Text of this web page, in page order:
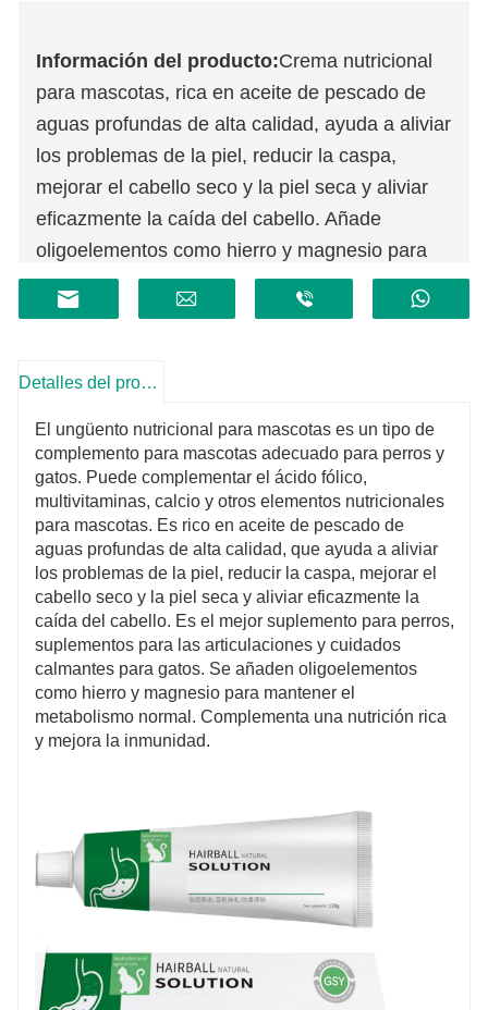
Información del producto:Crema nutricional
para mascotas, rica en aceite de pescado de
aguas profundas de alta calidad, ayuda a aliviar
los problemas de la piel, reducir la caspa,
mejorar el cabello seco y la piel seca y aliviar
eficazmente la caída del cabello. Añade
oligoelementos como hierro y magnesio para
mantener el metabolismo normal.
Complementa los nutrientes ricos y mejora la
necesitan las mascotas, como la vitamina A,
regular la inmunidad del cuerpo.
Detalles del producto
El ungüento nutricional para mascotas es un tipo de
complemento para mascotas adecuado para perros y
gatos. Puede complementar el ácido fólico,
multivitaminas, calcio y otros elementos nutricionales
para mascotas. Es rico en aceite de pescado de
aguas profundas de alta calidad, que ayuda a aliviar
los problemas de la piel, reducir la caspa, mejorar el
cabello seco y la piel seca y aliviar eficazmente la
caída del cabello. Es el mejor suplemento para perros,
suplementos para las articulaciones y cuidados
calmantes para gatos. Se añaden oligoelementos
como hierro y magnesio para mantener el
metabolismo normal. Complementa una nutrición rica
y mejora la inmunidad.